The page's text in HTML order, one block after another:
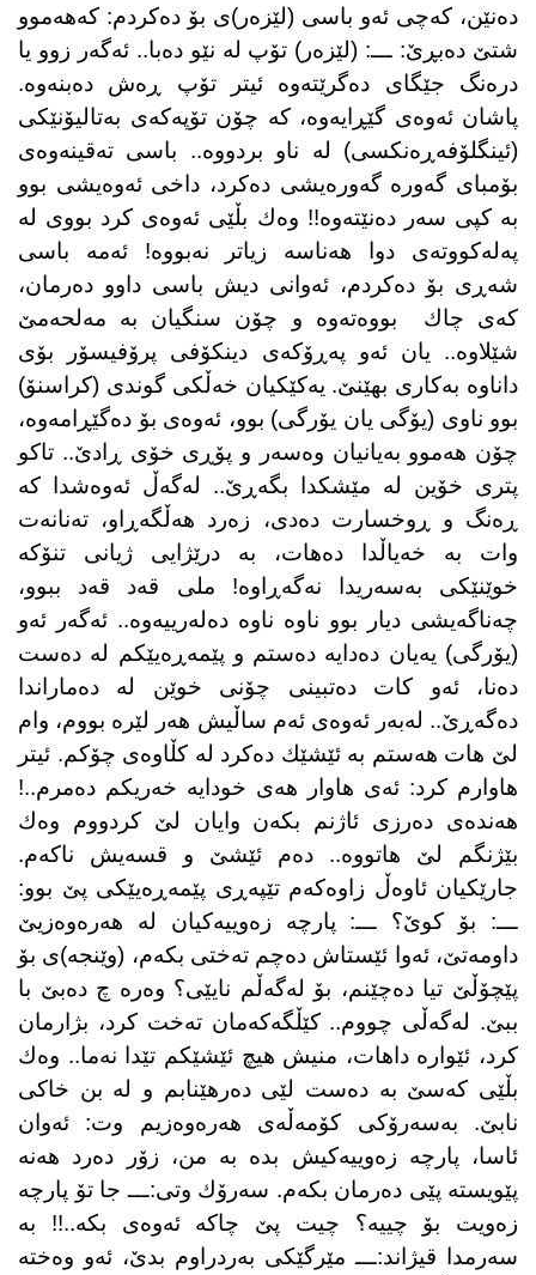
دەنێن، كەچی ئەو باسی (لێزەر)ی بۆ دەكردم: كەهەموو
شتێ دەبڕێ: ـــ: (لێزەر) تۆپ لە نێو دەبا.. ئەگەر زوو یا
درەنگ جێگای دەگرێتەوە ئیتر تۆپ ڕەش دەبنه‌وە.
پاشان ئەوەی گێڕایەوە، كە چۆن تۆپەكەی بەتالیۆنێكی
(ئینگلۆفەڕەنكسی) لە ناو بردووە.. باسی تەقینەوەی
بۆمبای گەورە گەورەیشی دەكرد، داخی ئەوەیشی بوو
بە كپی سەر دەنێتەوە!! وەك بڵێی ئەوەی كرد بووی لە
پەلەكووتەی دوا هەناسە زیاتر نەبووە! ئەمە باسی
شەڕی بۆ دەكردم، ئەوانی دیش باسی داوو دەرمان،
كەی چاك
بووەتەوە و چۆن سنگیان بە مەلحەمێ
شێلاوە.. یان ئەو پەڕۆكەی دینكۆفی پرۆفیسۆر بۆی
داناوە بەكاری بهێنێ. یەكێكیان خەڵكی گوندی (كراسنۆ)
بوو ناوی (یۆگی یان یۆرگی) بوو، ئەوەی بۆ دەگێڕامەوە،
چۆن هەموو بەیانیان وەسەر و پۆڕی خۆی ڕادێ.. تاكو
پتری خۆین لە مێشكدا بگەڕێ.. لەگەڵ ئەوەشدا كە
ڕەنگ و ڕوخسارت دەدی، زەرد هەڵگەڕاو، تەنانەت
وات بە خەیاڵدا دەهات، بە درێژایی ژیانی تنۆكە
خوێنێكی بەسەریدا نەگەڕاوە! ملی قەد قەد ببوو،
چەناگەیشی دیار بوو ناوە ناوە دەلەرییەوە.. ئەگەر ئەو
(یۆرگی) یەیان دەدایە دەستم و پێمەڕەیێكم لە دەست
دەنا، ئەو كات دەتبینی چۆنی خوێن لە دەماراندا
دەگەڕێ.. لەبەر ئەوەی ئەم ساڵیش هەر لێرە بووم، وام
لێ هات هەستم بە ئێشێك دەكرد لە كڵاوەی چۆكم. ئیتر
هاوارم كرد: ئەی هاوار هەی خودایە خەریكم دەمرم..!
هەندەی دەرزی ئاژنم بكەن وایان لێ كردووم وەك
بێژنگم لێ هاتووە.. دەم ئێشێ و قسەیش ناكەم.
جارێكیان ئاوەڵ زاوەكەم تێپەڕی پێمەڕەیێكی پێ بوو:
ـــ: بۆ كوێ؟ ـــ: پارچە زەوییەكیان لە هەرەوەزیێ
داومەتێ، ئەوا ئێستاش دەچم تەختی بكەم، (وێنجە)ی بۆ
پێچۆڵێ تیا دەچێنم، بۆ لەگەڵم نایێی؟ وەرە چ دەبێ با
ببێ. لەگەڵی چووم.. كێڵگەكەمان تەخت كرد، بژارمان
كرد، ئێوارە داهات، منیش هیچ ئێشێكم تێدا نەما.. وەك
بڵێی كەسێ بە دەست لێی دەرهێنابم و لە بن خاكی
نابێ. بەسەرۆكی كۆمەڵەی هەرەوەزیم وت: ئەوان
ئاسا، پارچە زەوییەكیش بدە بە من، زۆر دەرد هەنە
پێویستە پێی دەرمان بكەم. سەرۆك وتی:ـــ جا تۆ پارچە
زەویت بۆ چییە؟ چیت پێ چاكە ئەوه‌ی بكە..!! بە
سەرمدا قیژاند:ـــ مێرگێكی بەردراوم بدێ، ئەو وەختە